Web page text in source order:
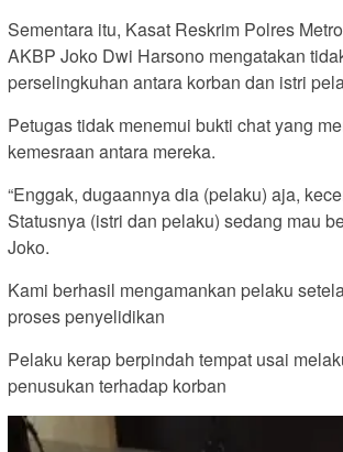
Sementara itu, Kasat Reskrim Polres
AKBP Joko Dwi Harsono mengatakan
perselingkuhan antara korban dan istri
Petugas tidak menemui bukti chat yang
kemesraan antara mereka.
“Enggak, dugaannya dia (pelaku) aja,
Statusnya (istri dan pelaku) sedang mau
Joko.
Kami berhasil mengamankan pelaku
proses penyelidikan
Pelaku kerap berpindah tempat usai
penusukan terhadap korban